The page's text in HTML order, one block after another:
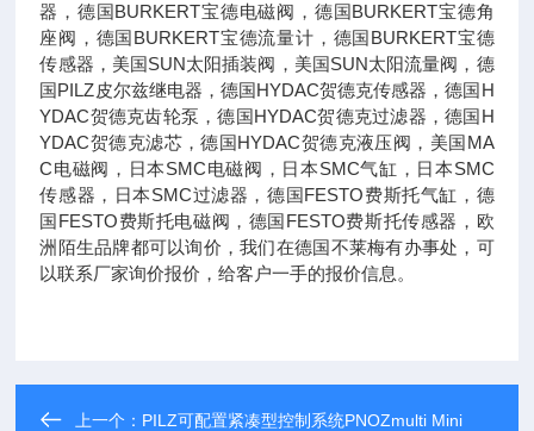
器，德国BURKERT宝德电磁阀，德国BURKERT宝德角
座阀，德国BURKERT宝德流量计，德国BURKERT宝德
传感器，美国SUN太阳插装阀，美国SUN太阳流量阀，德
国PILZ皮尔兹继电器，德国HYDAC贺德克传感器，德国H
YDAC贺德克齿轮泵，德国HYDAC贺德克过滤器，德国H
YDAC贺德克滤芯，德国HYDAC贺德克液压阀，美国MA
C电磁阀，日本SMC电磁阀，日本SMC气缸，日本SMC
传感器，日本SMC过滤器，德国FESTO费斯托气缸，德
国FESTO费斯托电磁阀，德国FESTO费斯托传感器，欧
洲陌生品牌都可以询价，我们在德国不莱梅有办事处，可
以联系厂家询价报价，给客户一手的报价信息。
上一个： PILZ可配置紧凑型控制系统PNOZmulti Mini